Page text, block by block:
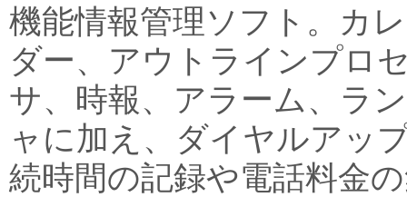
機能情報管理ソフト。カ
ダー、アウトラインプロ
サ、時報、アラーム、ラ
ャに加え、ダイヤルアッ
続時間の記録や電話料金